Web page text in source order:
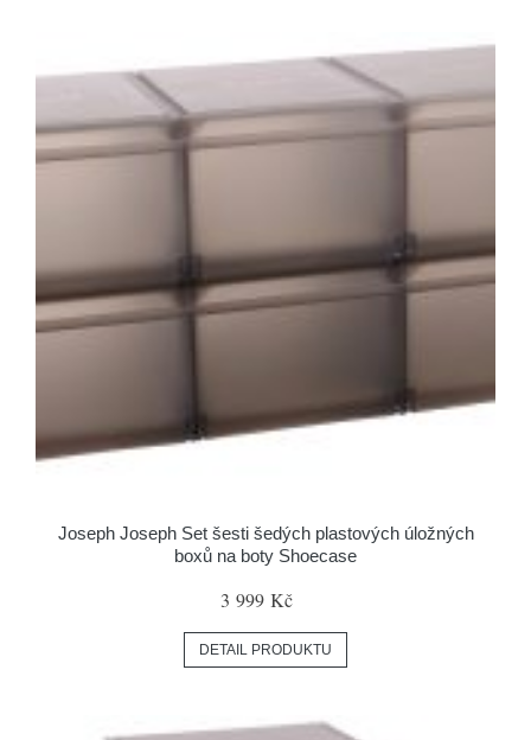
Joseph Joseph Set šesti šedých plastových úložných
boxů na boty Shoecase
3 999 Kč
DETAIL PRODUKTU